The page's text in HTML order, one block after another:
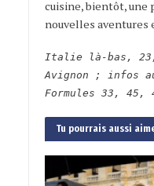
cuisine, bientôt, une
nouvelles
Italie là-bas, 23,
Avignon ; infos
Formules 33, 45,
Tu pourrais aussi